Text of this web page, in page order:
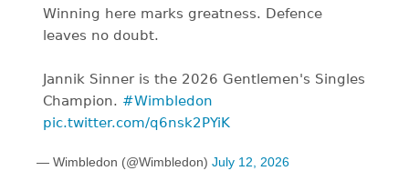
Winning here marks greatness. Defence
leaves no doubt.
Jannik Sinner is the 2026 Gentlemen's Singles
Champion. #Wimbledon
pic.twitter.com/q6nsk2PYiK
— Wimbledon (@Wimbledon) July 12, 2026